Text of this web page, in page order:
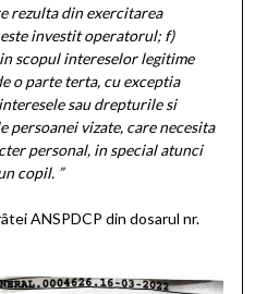
rezulta din exercitarea
investit operatorul; f)
scopul intereselor legitime
o parte terta, cu exceptia
sau drepturile si
vizate, care necesita
personal, in special atunci
copil. ”
ANSPDCP din dosarul nr.